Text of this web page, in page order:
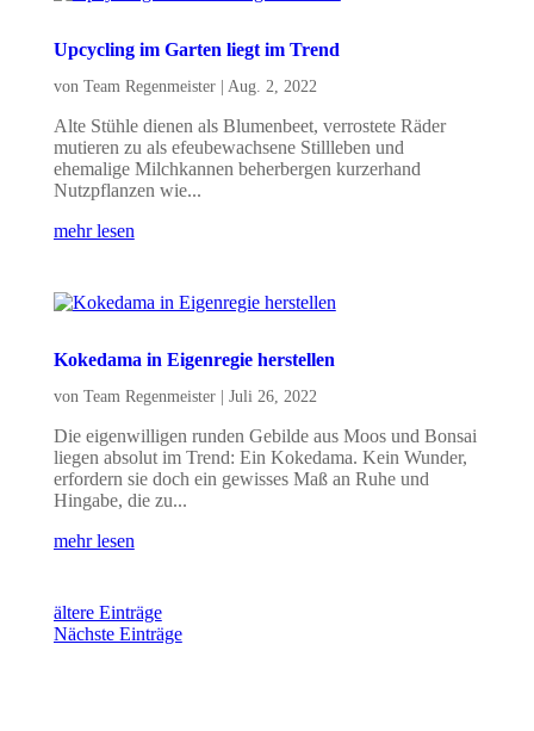
Upcycling im Garten liegt im Trend
von Team Regenmeister| Aug. 2, 2022
Alte Stühle dienen als Blumenbeet, verrostete Räder
mutieren zu als efeubewachsene Stillleben und
ehemalige Milchkannen beherbergen kurzerhand
Nutzpflanzen wie...
mehr lesen
Kokedama in Eigenregie herstellen
von Team Regenmeister| Juli 26, 2022
Die eigenwilligen runden Gebilde aus Moos und Bonsai
liegen absolut im Trend: Ein Kokedama. Kein Wunder,
erfordern sie doch ein gewisses Maß an Ruhe und
Hingabe, die zu...
mehr lesen
ältere Einträge
Nächste Einträge